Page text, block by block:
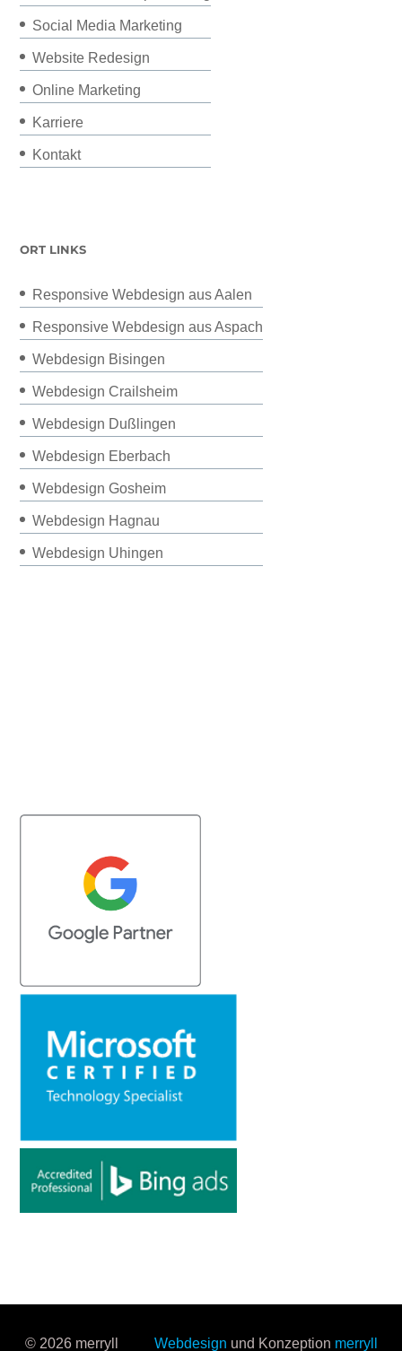
Social Media Marketing
Website Redesign
Online Marketing
Karriere
Kontakt
ORT LINKS
Responsive Webdesign aus Aalen
Responsive Webdesign aus Aspach
Webdesign Bisingen
Webdesign Crailsheim
Webdesign Dußlingen
Webdesign Eberbach
Webdesign Gosheim
Webdesign Hagnau
Webdesign Uhingen
© 2026 merryll Webdesign und Konzeption merryll